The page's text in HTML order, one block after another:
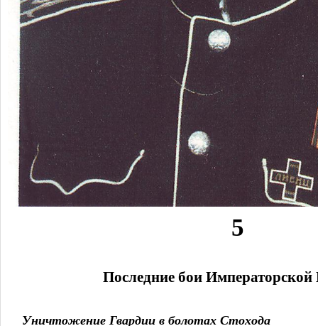
5
Последние бои Императорской
Уничтожение Гвардии в болотах Стохода